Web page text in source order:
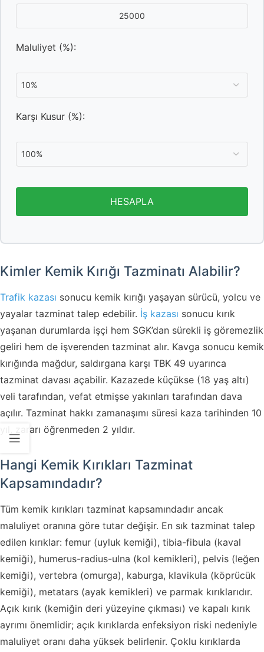
Maluliyet (%):
Karşı Kusur (%):
HESAPLA
Kimler Kemik Kırığı Tazminatı Alabilir?
Trafik kazası sonucu kemik kırığı yaşayan sürücü, yolcu ve
yayalar tazminat talep edebilir. İş kazası sonucu kırık
yaşanan durumlarda işçi hem SGK’dan sürekli iş göremezlik
geliri hem de işverenden tazminat alır. Kavga sonucu kemik
kırığında mağdur, saldırgana karşı TBK 49 uyarınca
tazminat davası açabilir. Kazazede küçükse (18 yaş altı)
veli tarafından, vefat etmişse yakınları tarafından dava
açılır. Tazminat hakkı zamanaşımı süresi kaza tarihinden 10
yıl, zararı öğrenmeden 2 yıldır.
Hangi Kemik Kırıkları Tazminat
Kapsamındadır?
Tüm kemik kırıkları tazminat kapsamındadır ancak
maluliyet oranına göre tutar değişir. En sık tazminat talep
edilen kırıklar: femur (uyluk kemiği), tibia-fibula (kaval
kemiği), humerus-radius-ulna (kol kemikleri), pelvis (leğen
kemiği), vertebra (omurga), kaburga, klavikula (köprücük
kemiği), metatars (ayak kemikleri) ve parmak kırıklarıdır.
Açık kırık (kemiğin deri yüzeyine çıkması) ve kapalı kırık
ayrımı önemlidir; açık kırıklarda enfeksiyon riski nedeniyle
maluliyet oranı daha yüksek belirlenir. Çoklu kırıklarda